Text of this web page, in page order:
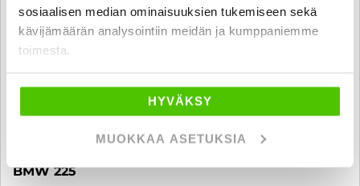
sosiaalisen median ominaisuuksien tukemiseen sekä
kävijämäärän analysointiin meidän ja kumppaniemme
toimesta.
HYVÄKSY
MUOKKAA ASETUKSIA
BMW 225